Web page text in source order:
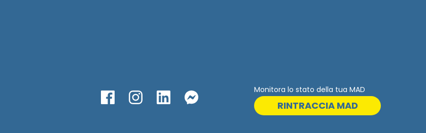
Monitora lo stato della tua MAD
RINTRACCIA MAD